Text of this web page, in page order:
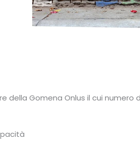
della Gomena Onlus il cui numero